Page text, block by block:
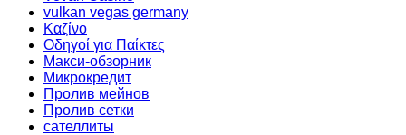
vulkan vegas germany
Καζίνο
Οδηγοί για Παίκτες
Макси-обзорник
Микрокредит
Пролив мейнов
Пролив сетки
сателлиты